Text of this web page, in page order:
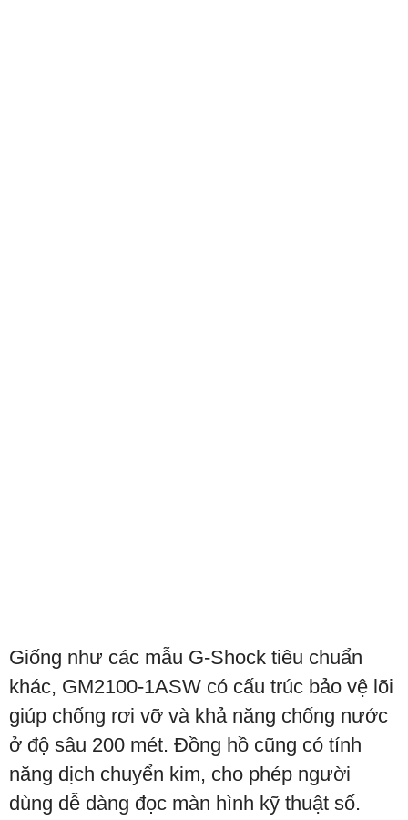
Giống như các mẫu G-Shock tiêu chuẩn
khác, GM2100-1ASW có cấu trúc bảo vệ lõi
giúp chống rơi vỡ và khả năng chống nước
ở độ sâu 200 mét. Đồng hồ cũng có tính
năng dịch chuyển kim, cho phép người
dùng dễ dàng đọc màn hình kỹ thuật số.